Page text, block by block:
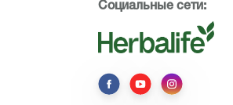
Социальные сети: